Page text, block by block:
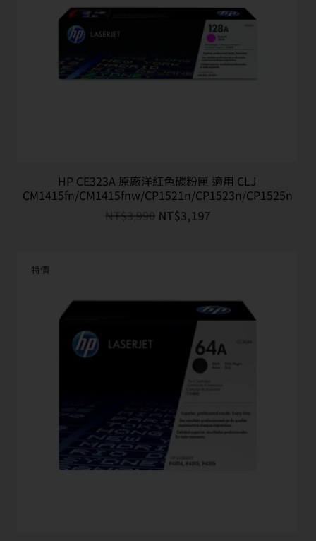
HP CE323A 原廠洋紅色碳粉匣 適用 CLJ
CM1415fn/CM1415fnw/CP1521n/CP1523n/CP1525n
NT$3,990 NT$3,197
特價